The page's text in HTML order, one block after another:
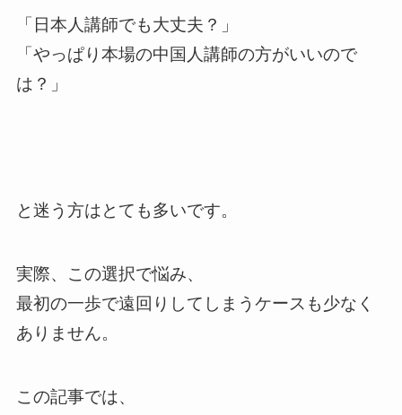
「日本人講師でも大丈夫？」
「やっぱり本場の中国人講師の方がいいので
は？」
と迷う方はとても多いです。
実際、この選択で悩み、
最初の一歩で遠回りしてしまうケースも少なく
ありません。
この記事では、